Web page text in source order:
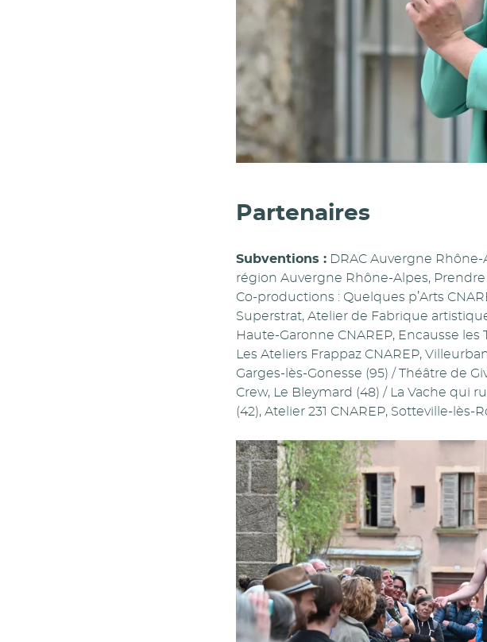
Partenaires
Subventions : DRAC Auvergne
région Auvergne Rhône-Alpes, Prendre
Co-productions : Quelques p’Arts
Superstrat, Atelier de Fabrique
Haute-Garonne CNAREP, Encausse les
Les Ateliers Frappaz CNAREP,
Garges-lès-Gonesse (95) / Théâtre de
Crew, Le Bleymard (48) / La Vache qui
(42), Atelier 231 CNAREP, Sotteville-lès-